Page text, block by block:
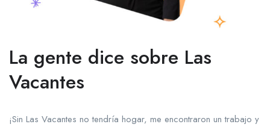
La gente dice sobre Las
Vacantes
¡Sin Las Vacantes no tendría hogar, me encontraron un trabajo y